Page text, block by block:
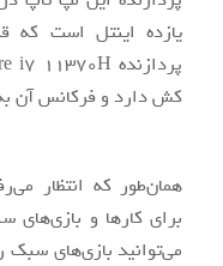
یازده اینتل است که
کش دارد و فرکانس آن به 4.8 گیگاهرتز نیز
همان‌طور که انتظار
برای کارها و بازی‌های
می‌توانید بازی‌های سبک